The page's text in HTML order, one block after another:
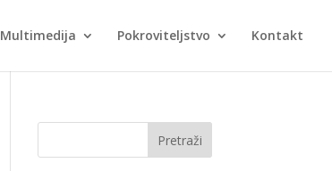
Multimedija Pokroviteljstvo Kontakt